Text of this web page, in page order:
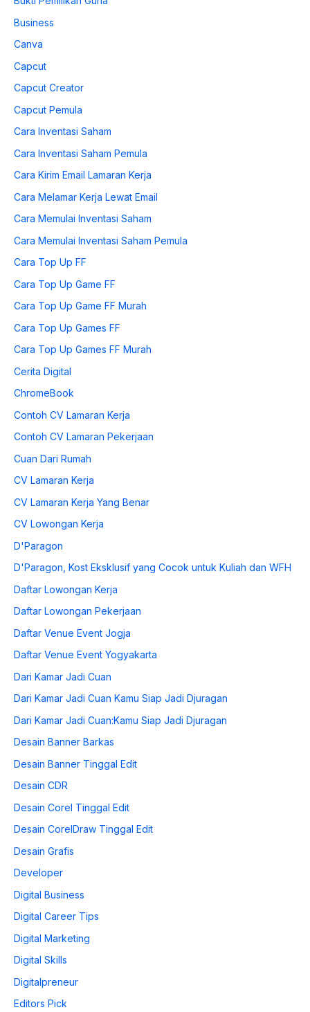
Business
Canva
Capcut
Capcut Creator
Capcut Pemula
Cara Inventasi Saham
Cara Inventasi Saham Pemula
Cara Kirim Email Lamaran Kerja
Cara Melamar Kerja Lewat Email
Cara Memulai Inventasi Saham
Cara Memulai Inventasi Saham Pemula
Cara Top Up FF
Cara Top Up Game FF
Cara Top Up Game FF Murah
Cara Top Up Games FF
Cara Top Up Games FF Murah
Cerita Digital
ChromeBook
Contoh CV Lamaran Kerja
Contoh CV Lamaran Pekerjaan
Cuan Dari Rumah
CV Lamaran Kerja
CV Lamaran Kerja Yang Benar
CV Lowongan Kerja
D'Paragon
D'Paragon, Kost Eksklusif yang Cocok untuk Kuliah dan WFH
Daftar Lowongan Kerja
Daftar Lowongan Pekerjaan
Daftar Venue Event Jogja
Daftar Venue Event Yogyakarta
Dari Kamar Jadi Cuan
Dari Kamar Jadi Cuan Kamu Siap Jadi Djuragan
Dari Kamar Jadi Cuan:Kamu Siap Jadi Djuragan
Desain Banner Barkas
Desain Banner Tinggal Edit
Desain CDR
Desain Corel Tinggal Edit
Desain CorelDraw Tinggal Edit
Desain Grafis
Developer
Digital Business
Digital Career Tips
Digital Marketing
Digital Skills
Digitalpreneur
Editors Pick